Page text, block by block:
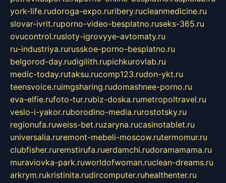
york-life.rudoroga-expo.ruribery.rucleanmedicine.ru
slovar-ivrit.ruporno-video-besplatno.ruseks-365.ru
ovucontrol.rusloty-igrovyye-avtomaty.ru
ru-industriya.rurusskoe-porno-besplatno.ru
belgorod-day.rudigilith.rupichkurovlab.ru
medic-today.rutaksu.rucomp123.rudon-ykt.ru
teensvoice.ruimgsharing.rudomashnee-porno.ru
eva-elfie.rufoto-tur.rubiz-doska.rumetropoltravel.ru
veslo-i-yakor.ruborodino-media.rurostotsky.ru
regionufa.ruweiss-bet.ruzaryna.rucasinotablet.ru
universalia.ruremont-mebeli-moscow.rutermomur.ru
clubfisher.ruremstirufa.ruerdamchi.rudoramamama.ru
muraviovka-park.ruworldofwoman.ruclean-dreams.ru
arkrym.rukristinita.rudircomputer.ruhealthenter.ru